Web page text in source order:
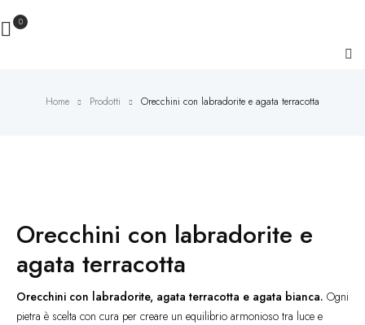
0
Home Prodotti Orecchini con labradorite e agata terracotta
Orecchini con labradorite e
agata terracotta
Orecchini con labradorite, agata terracotta e agata bianca. Ogni
pietra è scelta con cura per creare un equilibrio armonioso tra luce e